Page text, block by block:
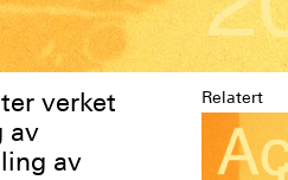
verket
av
av
Relatert